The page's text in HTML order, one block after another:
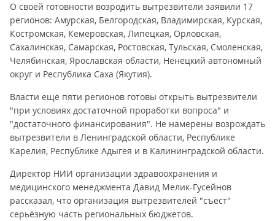
О своей готовности возродить вытрезвители заявили 17
регионов: Амурская, Белгородская, Владимирская, Курская,
Костромская, Кемеровская, Липецкая, Орловская,
Сахалинская, Самарская, Ростовская, Тульская, Смоленская,
Челябинская, Ярославская области, Ненецкий автономный
округ и Республика Саха (Якутия).
Власти ещё пяти регионов готовы открыть вытрезвители
"при условиях достаточной проработки вопроса" и
"достаточного финансирования". Не намерены возрождать
вытрезвители в Ленинградской области, Республике
Карелия, Республике Адыгея и в Калининградской области.
Директор НИИ организации здравоохранения и
медицинского менеджмента Давид Мелик-Гусейнов
рассказал, что организация вытрезвителей "съест"
серьёзную часть региональных бюджетов.